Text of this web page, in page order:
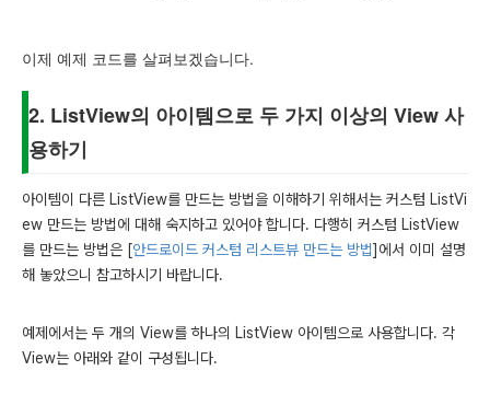
이제 예제 코드를 살펴보겠습니다.
2. ListView의 아이템으로 두 가지 이상의 View 사
용하기
아이템이 다른 ListView를 만드는 방법을 이해하기 위해서는 커스텀 ListVi
ew 만드는 방법에 대해 숙지하고 있어야 합니다. 다행히 커스텀 ListView
를 만드는 방법은 [안드로이드 커스텀 리스트뷰 만드는 방법]에서 이미 설명
해 놓았으니 참고하시기 바랍니다.
예제에서는 두 개의 View를 하나의 ListView 아이템으로 사용합니다. 각
View는 아래와 같이 구성됩니다.